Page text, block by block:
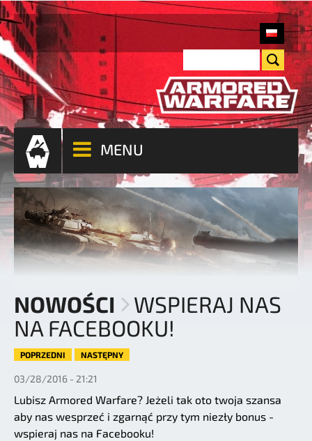
MENU
NOWOŚCI
WSPIERAJ NAS
NA FACEBOOKU!
POPRZEDNI NASTĘPNY
03/28/2016 - 21:21
Lubisz Armored Warfare? Jeżeli tak oto twoja szansa
aby nas wesprzeć i zgarnąć przy tym niezły bonus -
wspieraj nas na Facebooku!